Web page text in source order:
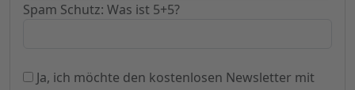
Spam Schutz: Was ist 5+5?
Ja, ich möchte den kostenlosen Newsletter mit